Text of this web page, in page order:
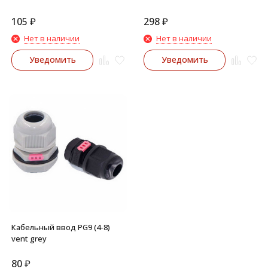
105 ₽
Нет в наличии
Уведомить
298₽
Нет в наличии
Уведомить
Кабельный ввод PG9 (4-8)
vent grey
80₽